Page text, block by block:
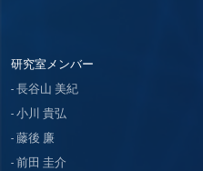
研究室メンバー
長谷山 美紀
小川 貴弘
藤後 廉
前田 圭介